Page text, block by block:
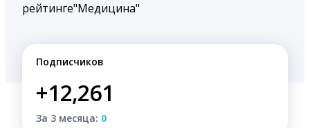
рейтинге"Медицина"
Подписчиков
+12,261
За 3 месяца: 0